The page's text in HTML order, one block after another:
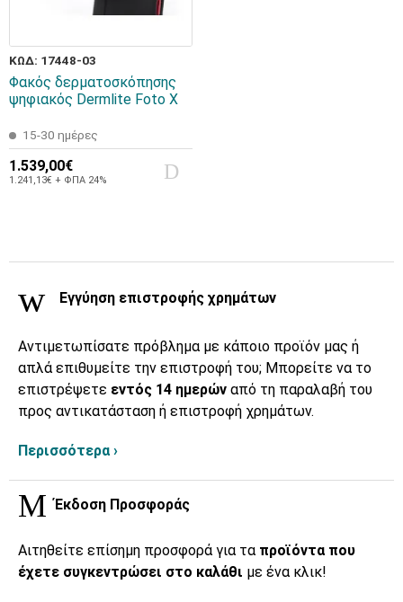
ΚΩΔ: 17448-03
Φακός δερματοσκόπησης
ψηφιακός Dermlite Foto X
15-30 ημέρες
1.539,00€
1.241,13€ + ΦΠΑ 24%
Εγγύηση επιστροφής χρημάτων
Αντιμετωπίσατε πρόβλημα με κάποιο προϊόν μας ή
απλά επιθυμείτε την επιστροφή του; Μπορείτε να το
επιστρέψετε εντός 14 ημερών από τη παραλαβή του
προς αντικατάσταση ή επιστροφή χρημάτων.
Περισσότερα ›
Έκδοση Προσφοράς
Αιτηθείτε επίσημη προσφορά για τα προϊόντα που
έχετε συγκεντρώσει στο καλάθι με ένα κλικ!